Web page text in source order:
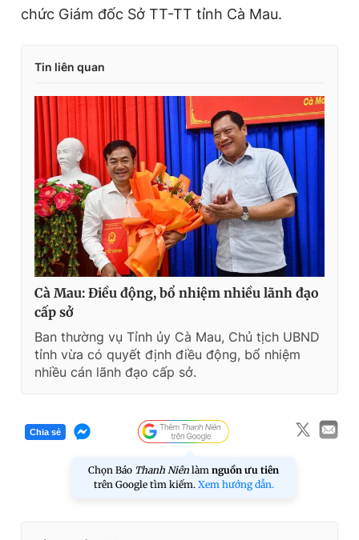
chức Giám đốc Sở TT-TT tỉnh Cà Mau.
Tin liên quan
Cà Mau: Điều động, bổ nhiệm nhiều lãnh đạo
cấp sở
Ban thường vụ Tỉnh ủy Cà Mau, Chủ tịch UBND
tỉnh vừa có quyết định điều động, bổ nhiệm
nhiều cán lãnh đạo cấp sở.
Chia sẻ
Chọn Báo Thanh Niên làm nguồn ưu tiên
trên Google tìm kiếm. Xem hướng dẫn.